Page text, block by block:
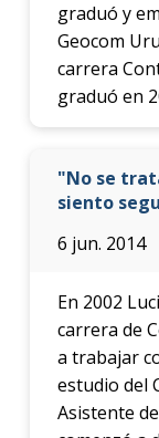
graduó y
Geocom
carrera
graduó en
"No se
siento
6 jun. 2014
En 2002
carrera de
a trabajar
estudio del
Asistente